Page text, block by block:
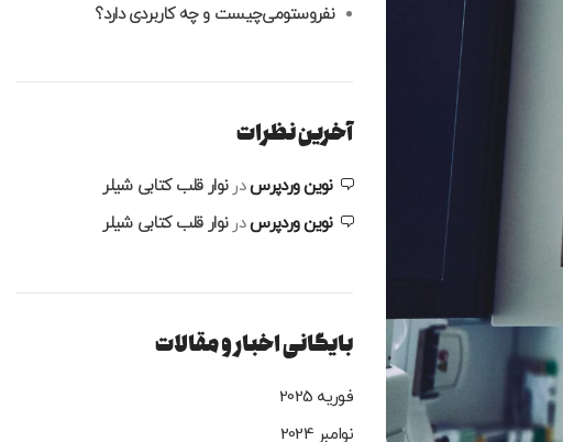
نفروستومی‌چیست و چه کاربردی دارد؟
آخرین نظرات
نوین وردپرسدرنوار قلب کتابی شیلر
نوین وردپرسدرنوار قلب کتابی شیلر
بایگانی اخبار و مقالات
فوریه 2025
نوامبر 2024